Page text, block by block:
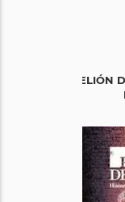
LA REBELIÓN